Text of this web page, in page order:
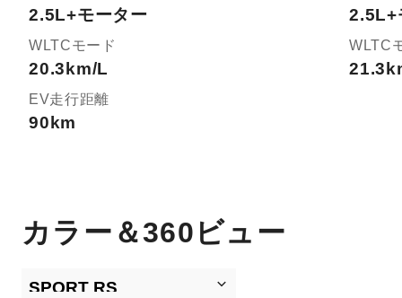
2.5L+モーター
WLTCモード
20.3km/L
EV走行距離
90km
2.5L+
WLTC
カラー＆360ビュー